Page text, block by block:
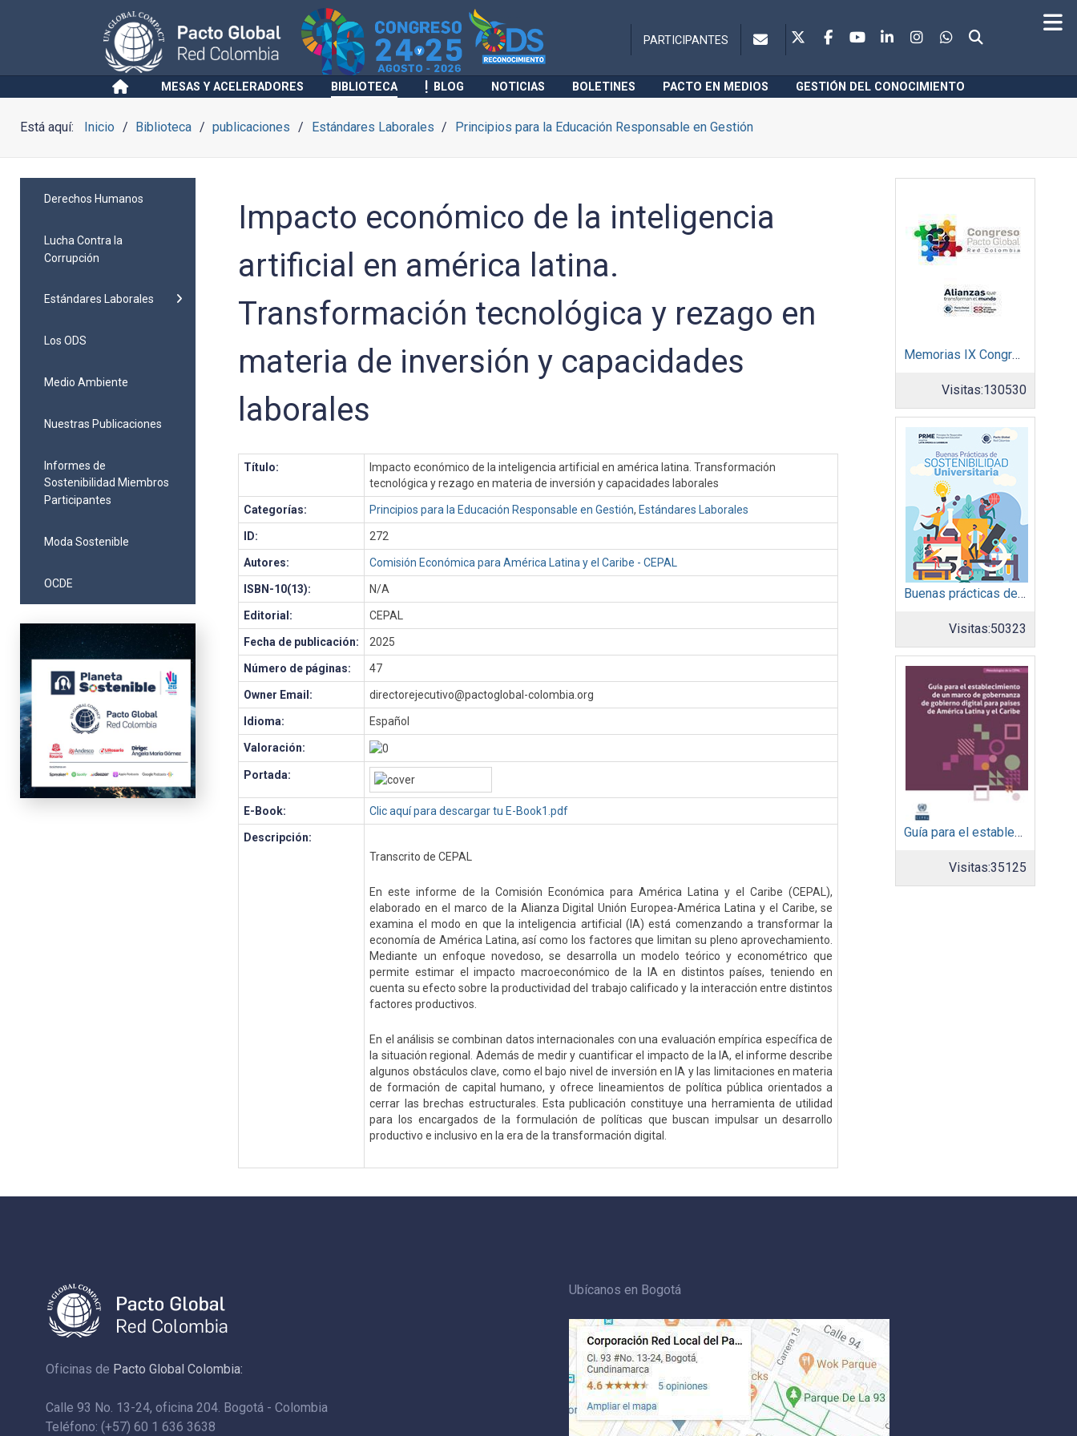
PARTICIPANTES
MESAS Y ACELERADORES BIBLIOTECA BLOG NOTICIAS BOLETINES PACTO EN MEDIOS GESTIÓN DEL CONOCIMIENTO
Está aquí: Inicio Biblioteca publicaciones Estándares Laborales Principios para la Educación Responsable en Gestión
Derechos Humanos
Lucha Contra la
Corrupción
Estándares Laborales
Los ODS
Medio Ambiente
Nuestras Publicaciones
Informes de
Sostenibilidad Miembros
Participantes
Moda Sostenible
OCDE
Impacto económico de la inteligencia
artificial en américa latina.
Transformación tecnológica y rezago en
materia de inversión y capacidades
laborales
Título:
Impacto económico de la inteligencia artificial en américa latina. Transformación
tecnológica y rezago en materia de inversión y capacidades laborales
Categorías: Principios para la Educación Responsable en Gestión, Estándares Laborales
ID: 272
Autores: Comisión Económica para América Latina y el Caribe - CEPAL
ISBN-10(13): N/A
Editorial: CEPAL
Fecha de publicación: 2025
Número de páginas: 47
Owner Email: directorejecutivo@pactoglobal-colombia.org
Idioma: Español
Valoración:
Portada:
E-Book: Clic aquí para descargar tu E-Book1.pdf
Descripción:
Transcrito de CEPAL
En este informe de la Comisión Económica para América Latina y el Caribe (CEPAL),
elaborado en el marco de la Alianza Digital Unión Europea-América Latina y el Caribe, se
examina el modo en que la inteligencia artificial (IA) está comenzando a transformar la
economía de América Latina, así como los factores que limitan su pleno aprovechamiento.
Mediante un enfoque novedoso, se desarrolla un modelo teórico y econométrico que
permite estimar el impacto macroeconómico de la IA en distintos países, teniendo en
cuenta su efecto sobre la productividad del trabajo calificado y la interacción entre distintos
factores productivos.
En el análisis se combinan datos internacionales con una evaluación empírica específica de
la situación regional. Además de medir y cuantificar el impacto de la IA, el informe describe
algunos obstáculos clave, como el bajo nivel de inversión en IA y las limitaciones en materia
de formación de capital humano, y ofrece lineamientos de política pública orientados a
cerrar las brechas estructurales. Esta publicación constituye una herramienta de utilidad
para los encargados de la formulación de políticas que buscan impulsar un desarrollo
productivo e inclusivo en la era de la transformación digital.
Memorias IX Congreso Pacto Global 2019
Visitas:130530
Buenas prácticas de sostenibilidad universitaria
Visitas:50323
Guía para el establecimiento de un marco de gobernanza de gobierno digital para países de América Latina y el Caribe
Visitas:35125
Oficinas de Pacto Global Colombia:
Calle 93 No. 13-24, oficina 204. Bogotá - Colombia
Teléfono: (+57) 60 1 636 3638
Ubícanos en Bogotá